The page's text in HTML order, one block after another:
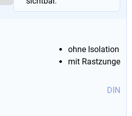
ohne Isolation
mit Rastzunge
DIN